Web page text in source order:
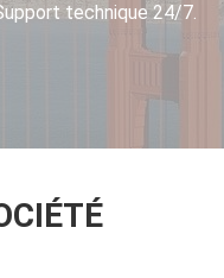
technique 24/7.